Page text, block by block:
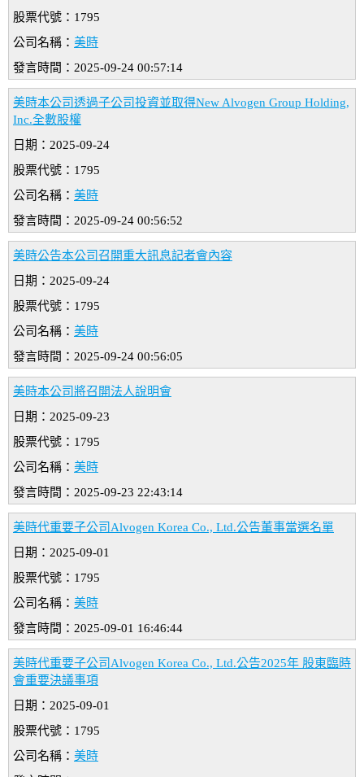
股票代號：1795
公司名稱： 美時
發言時間：2025-09-24 00:57:14
美時本公司透過子公司投資並取得New Alvogen Group Holding,
Inc.全數股權
日期：2025-09-24
股票代號：1795
公司名稱： 美時
發言時間：2025-09-24 00:56:52
美時公告本公司召開重大訊息記者會內容
日期：2025-09-24
股票代號：1795
公司名稱： 美時
發言時間：2025-09-24 00:56:05
美時本公司將召開法人說明會
日期：2025-09-23
股票代號：1795
公司名稱： 美時
發言時間：2025-09-23 22:43:14
美時代重要子公司Alvogen Korea Co., Ltd.公告董事當選名單
日期：2025-09-01
股票代號：1795
公司名稱： 美時
發言時間：2025-09-01 16:46:44
美時代重要子公司Alvogen Korea Co., Ltd.公告2025年 股東臨時
會重要決議事項
日期：2025-09-01
股票代號：1795
公司名稱： 美時